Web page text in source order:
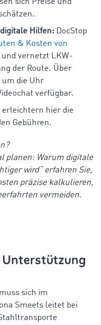
Hilfen: DocStop
& Kosten von
vernetzt LKW-
der Route. Über
um die Uhr
verfügbar.
erleichtern hier die
Gebühren.
planen: Warum digitale
wird“ erfahren Sie,
präzise kalkulieren,
vermeiden.
sich im
Smeets leitet bei